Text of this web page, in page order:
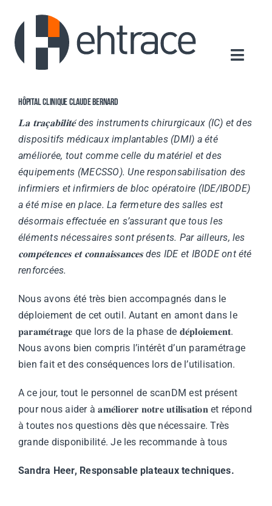
contenu
Qui sommes-nous ?
Nos Produits
Actualités
Contact
Hôpital Clinique Claude Bernard
𝐋𝐚 𝐭𝐫𝐚𝐜̧𝐚𝐛𝐢𝐥𝐢𝐭𝐞́ des instruments chirurgicaux (IC) et des
dispositifs médicaux implantables (DMI) a été
améliorée, tout comme celle du matériel et des
équipements (MECSSO). Une responsabilisation des
infirmiers et infirmiers de bloc opératoire (IDE/IBODE)
a été mise en place. La fermeture des salles est
désormais effectuée en s’assurant que tous les
éléments nécessaires sont présents. Par ailleurs, les
𝐜𝐨𝐦𝐩𝐞́𝐭𝐞𝐧𝐜𝐞𝐬 𝐞𝐭 𝐜𝐨𝐧𝐧𝐚𝐢𝐬𝐬𝐚𝐧𝐜𝐞𝐬 des IDE et IBODE ont été
renforcées.
Nous avons été très bien accompagnés dans le
déploiement de cet outil. Autant en amont dans le
𝐩𝐚𝐫𝐚𝐦𝐞́𝐭𝐫𝐚𝐠𝐞 que lors de la phase de 𝐝𝐞́𝐩𝐥𝐨𝐢𝐞𝐦𝐞𝐧𝐭.
Nous avons bien compris l’intérêt d’un paramétrage
bien fait et des conséquences lors de l’utilisation.
A ce jour, tout le personnel de scanDM est présent
pour nous aider à 𝐚𝐦𝐞́𝐥𝐢𝐨𝐫𝐞𝐫 𝐧𝐨𝐭𝐫𝐞 𝐮𝐭𝐢𝐥𝐢𝐬𝐚𝐭𝐢𝐨𝐧 et répond
à toutes nos questions dès que nécessaire. Très
grande disponibilité. Je les recommande à tous
Sandra Heer, Responsable plateaux techniques.